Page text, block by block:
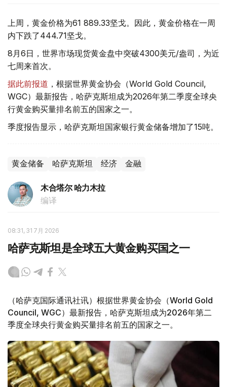
上周，黄金价格为61 889.33坚戈。因此，黄金价格在一周
内下跌了444.71坚戈。
8月6日，世界市场现货黄金盘中突破4300美元/盎司，为近
七周来首次。
据此前报道 ，根据世界黄金协会（World Gold Council,
WGC）最新报告，哈萨克斯坦成为2026年第二季度全球央
行黄金购买量排名前五的国家之一。
季度报告显示，哈萨克斯坦国家银行黄金储备增加了15吨。
黄金储备 哈萨克斯坦 经济 金融
木合塔尔 哈力木拉
编译
08:31, 31 7月 2026
哈萨克斯坦是全球五大黄金购买国之一
（哈萨克国际通讯社讯）根据世界黄金协会（World Gold
Council, WGC）最新报告，哈萨克斯坦成为2026年第二
季度全球央行黄金购买量排名前五的国家之一。